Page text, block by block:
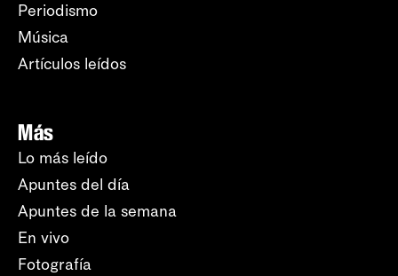
Periodismo
Música
Artículos leídos
Más
Lo más leído
Apuntes del día
Apuntes de la semana
En vivo
Fotografía